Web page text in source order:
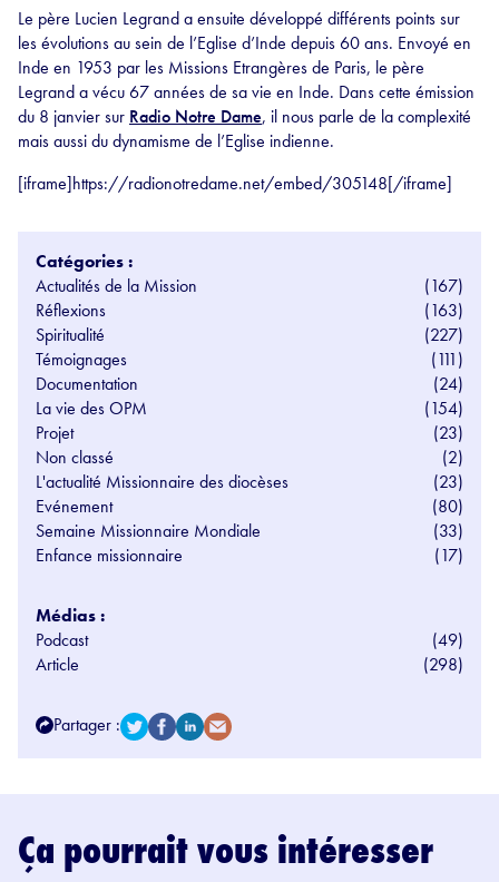
Le père Lucien Legrand a ensuite développé différents points sur
les évolutions au sein de l’Eglise d’Inde depuis 60 ans. Envoyé en
Inde en 1953 par les Missions Etrangères de Paris, le père
Legrand a vécu 67 années de sa vie en Inde. Dans cette émission
du 8 janvier sur Radio Notre Dame, il nous parle de la complexité
mais aussi du dynamisme de l’Eglise indienne.
[iframe]https://radionotredame.net/embed/305148[/iframe]
Catégories :
Actualités de la Mission
(167)
Réflexions
(163)
Spiritualité
(227)
Témoignages
(111)
Documentation
(24)
La vie des OPM
(154)
Projet
(23)
Non classé
(2)
L'actualité Missionnaire des diocèses
(23)
Evénement
(80)
Semaine Missionnaire Mondiale
(33)
Enfance missionnaire
(17)
Médias :
Podcast
(49)
Article
(298)
Partager :
Ça pourrait vous intéresser